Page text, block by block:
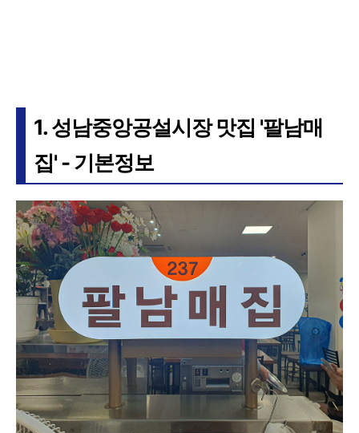
1. 성남중앙공설시장 맛집 '팔남매
집' - 기본정보